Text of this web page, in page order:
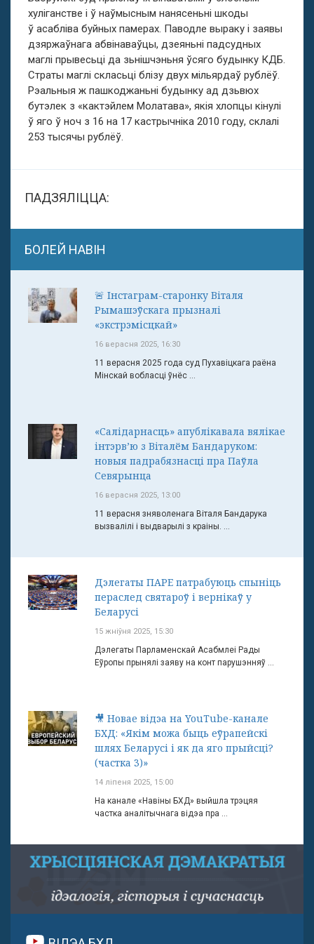
хуліганстве і ў наўмысным нанясеньні шкоды
ў асабліва буйных памерах. Паводле выраку і заявы
дзяржаўнага абвінаваўцы, дзеяньні падсудных
маглі прывесьці да зьнішчэньня ўсяго будынку КДБ.
Страты маглі скласьці блізу двух мільярдаў рублёў.
Рэальныя ж пашкоджаньні будынку ад дзьвюх
бутэлек з «кактэйлем Молатава», якія хлопцы кінулі
ў яго ў ноч з 16 на 17 кастрычніка 2010 году, склалі
253 тысячы рублёў.
ПАДЗЯЛІЦЦА:
БОЛЕЙ НАВІН
🚨 Інстаграм-старонку Віталя
Рымашэўскага прызналі
«экстрэмісцкай»
16 верасня 2025, 16:30
11 верасня 2025 года суд Пухавіцкага раёна
Мінскай вобласці ўнёс ...
«Салідарнасць» апублікавала вялікае
інтэрв’ю з Віталём Бандаруком:
новыя падрабязнасці пра Паўла
Севярынца
16 верасня 2025, 13:00
11 верасня зняволенага Віталя Бандарука
вызвалілі і выдварылі з краіны. ...
Дэлегаты ПАРЕ патрабуюць спыніць
пераслед святароў і вернікаў у
Беларусі
15 жніўня 2025, 15:30
Дэлегаты Парламенскай Асабмлеі Рады
Еўропы прынялі заяву на конт парушэнняў ...
🎥 Новае відэа на YouTube-канале
БХД: «Якім можа быць еўрапейскі
шлях Беларусі і як да яго прыйсці?
(частка 3)»
14 ліпеня 2025, 15:00
На канале «Навіны БХД» выйшла трэцяя
частка аналітычнага відэа пра ...